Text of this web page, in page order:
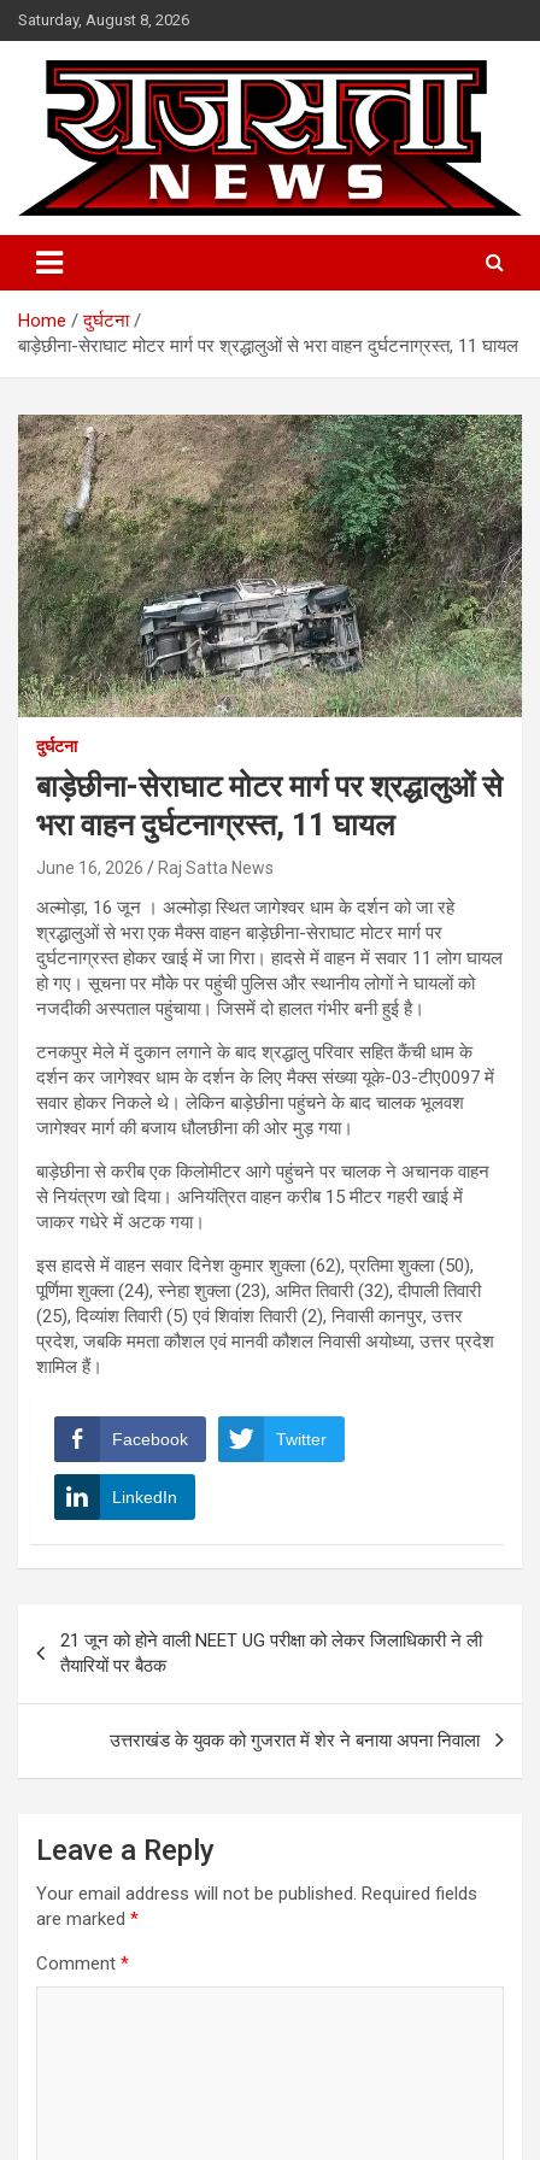
Skip
to
content
Saturday, August 8, 2026
Raj Satta News
Home
दुर्घटना
बाड़ेछीना-सेराघाट मोटर मार्ग पर श्रद्धालुओं से भरा वाहन दुर्घटनाग्रस्त, 11 घायल
दुर्घटना
बाड़ेछीना-सेराघाट मोटर मार्ग पर श्रद्धालुओं से
भरा वाहन दुर्घटनाग्रस्त, 11 घायल
June 16, 2026 Raj Satta News
अल्मोड़ा, 16 जून । अल्मोड़ा स्थित जागेश्वर धाम के दर्शन को जा रहे
श्रद्धालुओं से भरा एक मैक्स वाहन बाड़ेछीना-सेराघाट मोटर मार्ग पर
दुर्घटनाग्रस्त होकर खाई में जा गिरा। हादसे में वाहन में सवार 11 लोग घायल
हो गए। सूचना पर मौके पर पहुंची पुलिस और स्थानीय लोगों ने घायलों को
नजदीकी अस्पताल पहुंचाया। जिसमें दो हालत गंभीर बनी हुई है।
टनकपुर मेले में दुकान लगाने के बाद श्रद्धालु परिवार सहित कैंची धाम के
दर्शन कर जागेश्वर धाम के दर्शन के लिए मैक्स संख्या यूके-03-टीए0097 में
सवार होकर निकले थे। लेकिन बाड़ेछीना पहुंचने के बाद चालक भूलवश
जागेश्वर मार्ग की बजाय धौलछीना की ओर मुड़ गया।
बाड़ेछीना से करीब एक किलोमीटर आगे पहुंचने पर चालक ने अचानक वाहन
से नियंत्रण खो दिया। अनियंत्रित वाहन करीब 15 मीटर गहरी खाई में
जाकर गधेरे में अटक गया।
इस हादसे में वाहन सवार दिनेश कुमार शुक्ला (62), प्रतिमा शुक्ला (50),
पूर्णिमा शुक्ला (24), स्नेहा शुक्ला (23), अमित तिवारी (32), दीपाली तिवारी
(25), दिव्यांश तिवारी (5) एवं शिवांश तिवारी (2), निवासी कानपुर, उत्तर
प्रदेश, जबकि ममता कौशल एवं मानवी कौशल निवासी अयोध्या, उत्तर प्रदेश
शामिल हैं।
Facebook Twitter
LinkedIn
navigation
21 जून को होने वाली NEET UG परीक्षा को लेकर जिलाधिकारी ने ली
तैयारियों पर बैठक
उत्तराखंड के युवक को गुजरात में शेर ने बनाया अपना निवाला
Leave a Reply
Your email address will not be published. Required fields
are marked *
Comment *